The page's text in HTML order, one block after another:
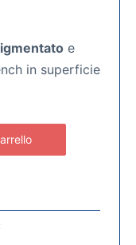
e
in superficie